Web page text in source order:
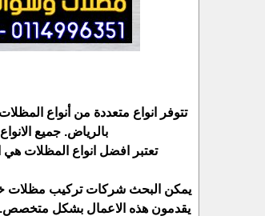
تتوفر انواع متعددة من أنواع
بالرياض. جميع
تعتبر افضل انواع المظلات
يمكن البحث شركات تركيب مظلات
يقدمون هذه الاعمال بشكل